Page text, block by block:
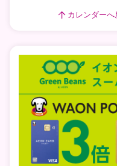
カレンダーへ